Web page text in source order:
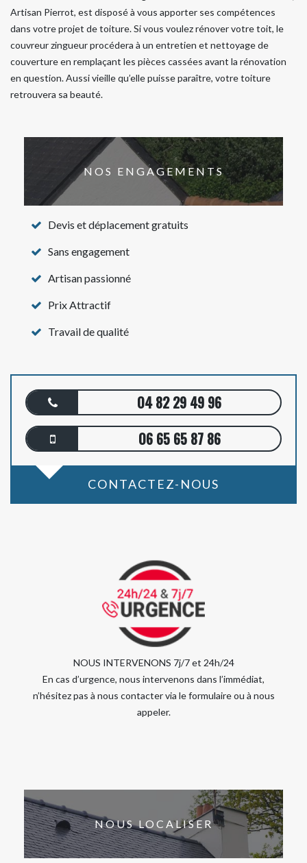
Artisan Pierrot, est disposé à vous apporter ses compétences
dans votre projet de toiture. Si vous voulez rénover votre toit, le
couvreur zingueur procédera à un entretien et nettoyage de
couverture en remplaçant les pièces cassées avant la rénovation
en question. Aussi vieille qu’elle puisse paraître, votre toiture
retrouvera sa beauté.
NOS ENGAGEMENTS
Devis et déplacement gratuits
Sans engagement
Artisan passionné
Prix Attractif
Travail de qualité
04 82 29 49 96
06 65 65 87 86
CONTACTEZ-NOUS
NOUS INTERVENONS 7j/7 et 24h/24
En cas d’urgence, nous intervenons dans l’immédiat,
n’hésitez pas à nous contacter via le formulaire ou à nous
appeler.
NOUS LOCALISER